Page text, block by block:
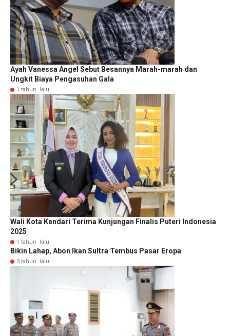
Ayah Vanessa Angel Sebut Besannya Marah-marah dan
Ungkit Biaya Pengasuhan Gala
1 tahun lalu
Wali Kota Kendari Terima Kunjungan Finalis Puteri Indonesia
2025
1 tahun lalu
Bikin Lahap, Abon Ikan Sultra Tembus Pasar Eropa
3 tahun lalu